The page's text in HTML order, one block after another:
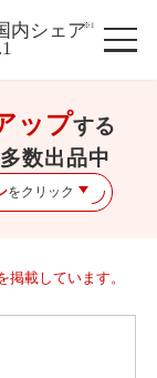
※1
ップする
数出品中
をクリック
載しています。